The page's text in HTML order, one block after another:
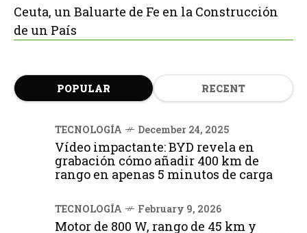
Ceuta, un Baluarte de Fe en la Construcción
de un País
POPULAR RECENT
TECNOLOGÍA December 24, 2025
Vídeo impactante: BYD revela en
grabación cómo añadir 400 km de
rango en apenas 5 minutos de carga
TECNOLOGÍA February 9, 2026
Motor de 800 W, rango de 45 km y